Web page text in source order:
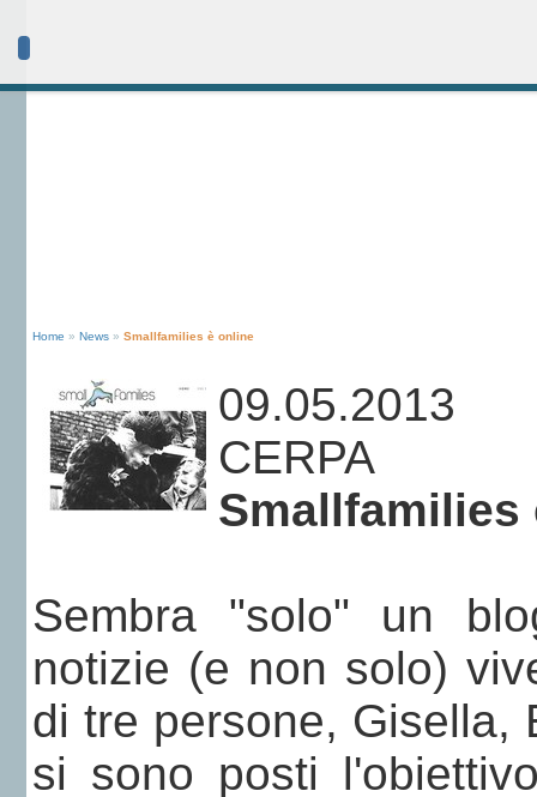
Home » News » Smallfamilies è online
09.05.2013
CERPA
Smallfamilies
Sembra "solo" un
notizie (e non solo)
di tre persone, Gisella,
si sono posti